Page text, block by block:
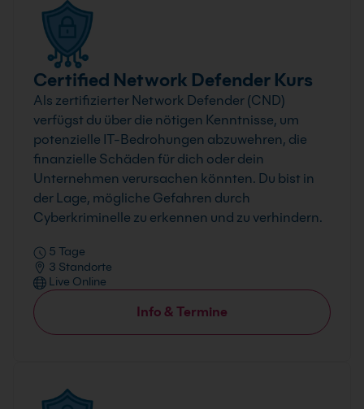
Certified Network Defender Kurs
Als zertifizierter Network Defender (CND)
verfügst du über die nötigen Kenntnisse, um
potenzielle IT-Bedrohungen abzuwehren, die
finanzielle Schäden für dich oder dein
Unternehmen verursachen könnten. Du bist in
der Lage, mögliche Gefahren durch
Cyberkriminelle zu erkennen und zu verhindern.
5 Tage
3 Standorte
Live Online
Info & Termine